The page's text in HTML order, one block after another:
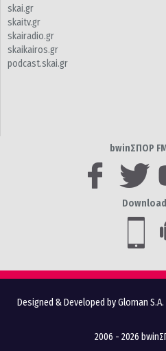
skai.gr
skaitv.gr
skairadio.gr
skaikairos.gr
podcast.skai.gr
bwinΣΠΟΡ
Designed & Developed by Gloman S.A.
2006 - 2026